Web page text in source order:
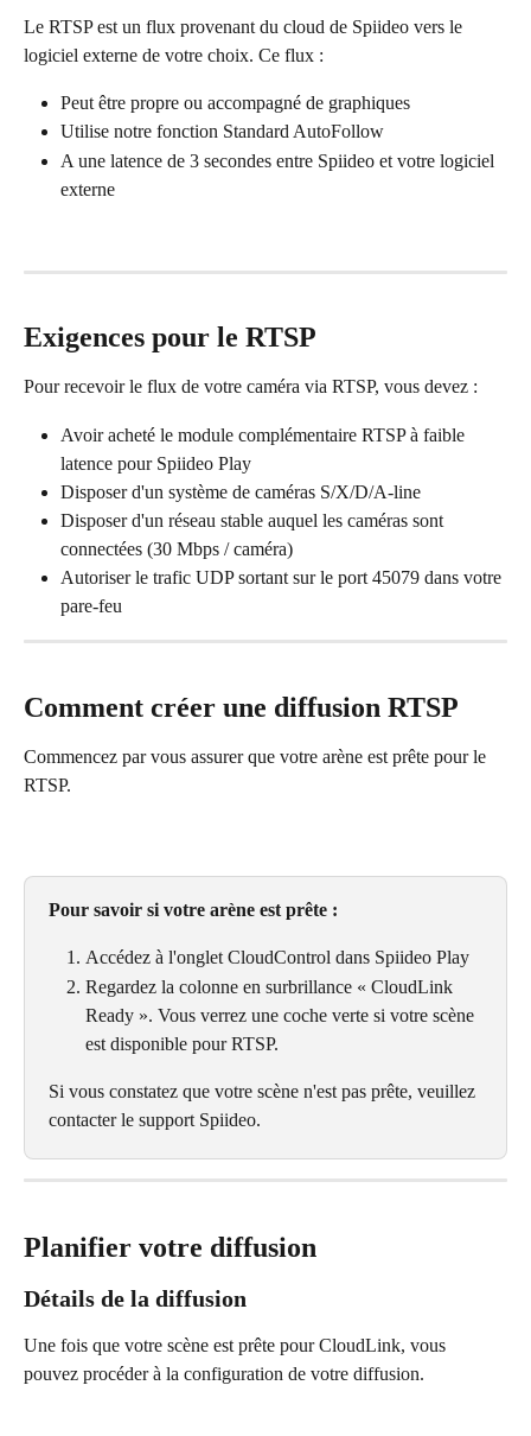
Le RTSP est un flux provenant du cloud de Spiideo vers le
logiciel externe de votre choix. Ce flux :
Peut être propre ou accompagné de graphiques
Utilise notre fonction Standard AutoFollow
A une latence de 3 secondes entre Spiideo et votre logiciel
externe
Exigences pour le RTSP
Pour recevoir le flux de votre caméra via RTSP, vous devez :
Avoir acheté le module complémentaire RTSP à faible
latence pour Spiideo Play
Disposer d'un système de caméras S/X/D/A-line
Disposer d'un réseau stable auquel les caméras sont
connectées (30 Mbps / caméra)
Autoriser le trafic UDP sortant sur le port 45079 dans votre
pare-feu
Comment créer une diffusion RTSP
Commencez par vous assurer que votre arène est prête pour le
RTSP.
Pour savoir si votre arène est prête :
Accédez à l'onglet CloudControl dans Spiideo Play
Regardez la colonne en surbrillance « CloudLink
Ready ». Vous verrez une coche verte si votre scène
est disponible pour RTSP.
Si vous constatez que votre scène n'est pas prête, veuillez
contacter le support Spiideo.
Planifier votre diffusion
Détails de la diffusion
Une fois que votre scène est prête pour CloudLink, vous
pouvez procéder à la configuration de votre diffusion.